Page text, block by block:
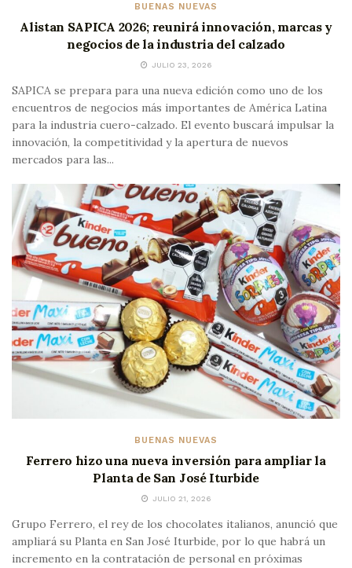
BUENAS NUEVAS
Alistan SAPICA 2026; reunirá innovación, marcas y
negocios de la industria del calzado
JULIO 23, 2026
SAPICA se prepara para una nueva edición como uno de los
encuentros de negocios más importantes de América Latina
para la industria cuero-calzado. El evento buscará impulsar la
innovación, la competitividad y la apertura de nuevos
mercados para las...
BUENAS NUEVAS
Ferrero hizo una nueva inversión para ampliar la
Planta de San José Iturbide
JULIO 21, 2026
Grupo Ferrero, el rey de los chocolates italianos, anunció que
ampliará su Planta en San José Iturbide, por lo que habrá un
incremento en la contratación de personal en próximas